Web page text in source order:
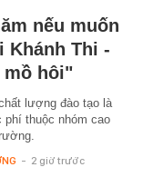
nếu muốn
Khánh Thi -
mồ hôi"
lượng đào tạo là
phí thuộc nhóm cao
- 2 giờ trước